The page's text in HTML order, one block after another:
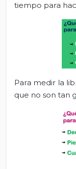
tiempo para
Para medir la
que no son tan